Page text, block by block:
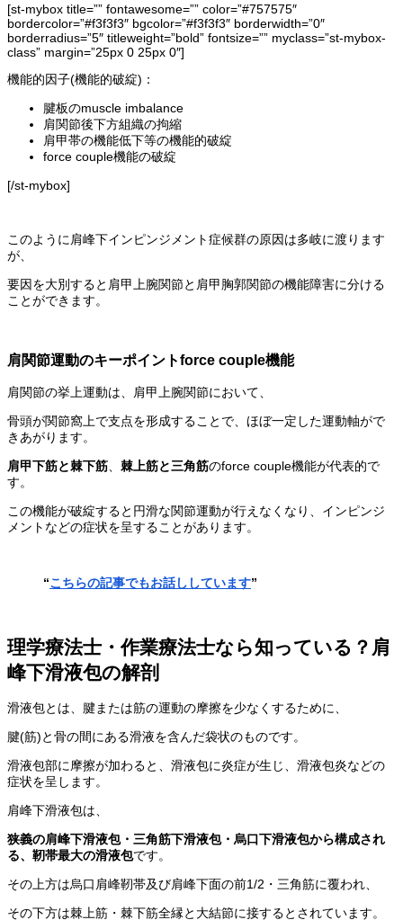
[st-mybox title=”” fontawesome=”” color=”#757575″
bordercolor=”#f3f3f3″ bgcolor=”#f3f3f3″ borderwidth=”0″
borderradius=”5″ titleweight=”bold” fontsize=”” myclass=”st-mybox-
class” margin=”25px 0 25px 0″]
機能的因子(機能的破綻)：
腱板のmuscle imbalance
肩関節後下方組織の拘縮
肩甲帯の機能低下等の機能的破綻
force couple機能の破綻
[/st-mybox]
このように肩峰下インピンジメント症候群の原因は多岐に渡ります
が、
要因を大別すると肩甲上腕関節と肩甲胸郭関節の機能障害に分ける
ことができます。
肩関節運動のキーポイントforce couple機能
肩関節の挙上運動は、肩甲上腕関節において、
骨頭が関節窩上で支点を形成することで、ほぼ一定した運動軸がで
きあがります。
肩甲下筋と棘下筋、 棘上筋と三角筋のforce couple機能が代表的で
す。
この機能が破綻すると円滑な関節運動が行えなくなり、インピンジ
メントなどの症状を呈することがあります。
“こちらの記事でもお話ししています”
理学療法士・作業療法士なら知っている？肩
峰下滑液包の解剖
滑液包とは、腱または筋の運動の摩擦を少なくするために、
腱(筋)と骨の間にある滑液を含んだ袋状のものです。
滑液包部に摩擦が加わると、滑液包に炎症が生じ、滑液包炎などの
症状を呈します。
肩峰下滑液包は、
狭義の肩峰下滑液包・三角筋下滑液包・烏口下滑液包から構成され
る、靭帯最大の滑液包です。
その上方は烏口肩峰靭帯及び肩峰下面の前1/2・三角筋に覆われ、
その下方は棘上筋・棘下筋全縁と大結節に接するとされています。